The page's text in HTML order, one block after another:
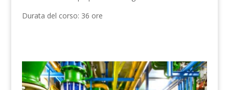
Durata del corso: 36 ore